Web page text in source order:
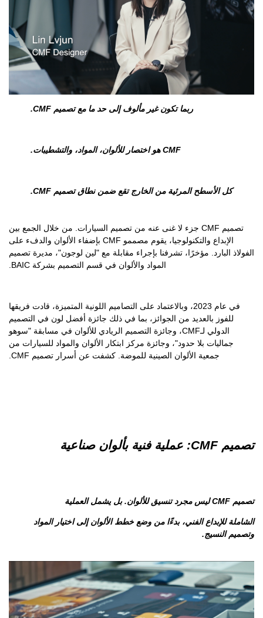
ربما تكون غير مألوف إلى حد ما مع تصميم CMF.
CMF هو اختصار للألوان، المواد، والتشطيبات.
كل الأسطح المرئية من الخارج تقع ضمن نطاق تصميم CMF.
تصميم CMF جزء لا غنى عنه من تصميم السيارات. من خلال الجمع بين
الإبداع والتكنولوجيا، يقوم مصممو CMF بإضفاء الألوان والدفء على
الفولاذ البارد. مؤخرًا، تشرفنا بإجراء مقابلة مع "لين لوجون"، مديرة تصميم
المواد والألوان في قسم التصميم بشركة BAIC.
في عام 2023، وبالاعتماد على التصاميم اللونية المتميزة، قادت فريقها
للفوز بالعديد من الجوائز، بما في ذلك جائزة أفضل لون في التصميم
الدولي لـCMF، وجائزة التصميم الريادي للألوان في مسابقة "سوهو
جماليات بلا حدود"، وجائزة مركز ابتكار الألوان والمواد للسيارات من
جمعية الألوان الصينية للموضة. كشفت عن أسرار تصميم CMF.
تصميم CMF: عملية فنية بألوان صناعية
تصميم CMF ليس مجرد تنسيق للألوان. بل يشمل العملية
الشاملة للإبداع الفني، بدءًا من وضع خطط الألوان إلى اختيار المواد
وتصميم النسيج.